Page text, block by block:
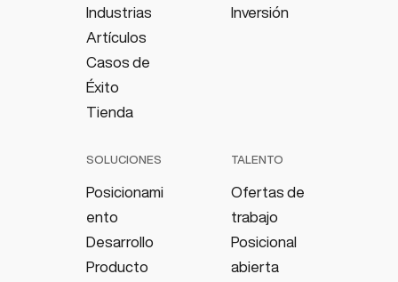
Industrias
Artículos
Casos de
Éxito
Tienda
Inversión
SOLUCIONES
Posicionami
ento
Desarrollo
Producto
TALENTO
Ofertas de
trabajo
Posicional
abierta